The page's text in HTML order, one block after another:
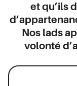
et qu’ils
Nos lads
volonté